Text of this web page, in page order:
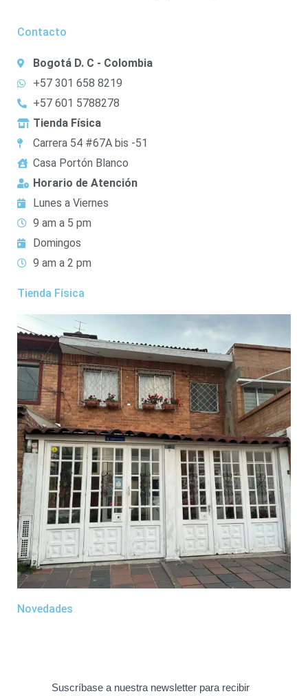
Contacto
Bogotá D. C - Colombia
+57 301 658 8219
+57 601 5788278
Tienda Física
Carrera 54 #67A bis -51
Casa Portón Blanco
Horario de Atención
Lunes a Viernes
9 am a 5 pm
Domingos
9 am a 2 pm
Tienda Física
Novedades
Suscríbase a nuestra newsletter para recibir